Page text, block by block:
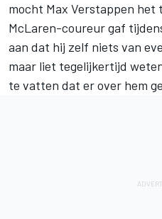
mocht Max Verstappen het
McLaren-coureur gaf
aan dat hij zelf niets van
maar liet tegelijkertijd
te vatten dat er over hem